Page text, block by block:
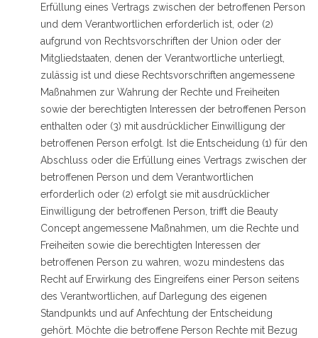
Erfüllung eines Vertrags zwischen der betroffenen Person
und dem Verantwortlichen erforderlich ist, oder (2)
aufgrund von Rechtsvorschriften der Union oder der
Mitgliedstaaten, denen der Verantwortliche unterliegt,
zulässig ist und diese Rechtsvorschriften angemessene
Maßnahmen zur Wahrung der Rechte und Freiheiten
sowie der berechtigten Interessen der betroffenen Person
enthalten oder (3) mit ausdrücklicher Einwilligung der
betroffenen Person erfolgt. Ist die Entscheidung (1) für den
Abschluss oder die Erfüllung eines Vertrags zwischen der
betroffenen Person und dem Verantwortlichen
erforderlich oder (2) erfolgt sie mit ausdrücklicher
Einwilligung der betroffenen Person, trifft die Beauty
Concept angemessene Maßnahmen, um die Rechte und
Freiheiten sowie die berechtigten Interessen der
betroffenen Person zu wahren, wozu mindestens das
Recht auf Erwirkung des Eingreifens einer Person seitens
des Verantwortlichen, auf Darlegung des eigenen
Standpunkts und auf Anfechtung der Entscheidung
gehört. Möchte die betroffene Person Rechte mit Bezug